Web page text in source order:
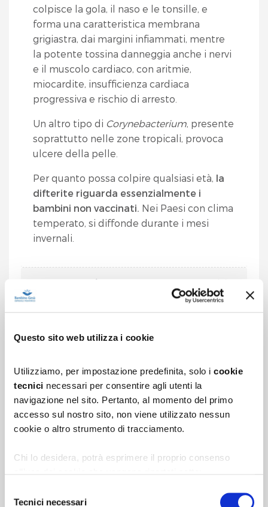
Questo sito web utilizza i cookie
Utilizziamo, per impostazione predefinita, solo i cookie
tecnici necessari per consentire agli utenti la
navigazione nel sito. Pertanto, al momento del primo
accesso sul nostro sito, non viene utilizzato nessun
cookie o altro strumento di tracciamento.
Chi lo desidera, potrà esprimere il proprio consenso
statistica delle scelte effettuate e per migliorare
delTecnici necessari
colpisce la gola, il naso e le tonsille, e
forma una caratteristica membrana
grigiastra, dai margini infiammati, mentre
la potente tossina danneggia anche i nervi
e il muscolo cardiaco, con aritmie,
miocardite, insufficienza cardiaca
progressiva e rischio di arresto.
Un altro tipo di Corynebacterium, presente
soprattutto nelle zone tropicali, provoca
ulcere della pelle.
Per quanto possa colpire qualsiasi età, la
difterite riguarda essenzialmente i
bambini non vaccinati. Nei Paesi con clima
temperato, si diffonde durante i mesi
invernali.
CONTROINDICAZIONI E
PRECAUZIONI